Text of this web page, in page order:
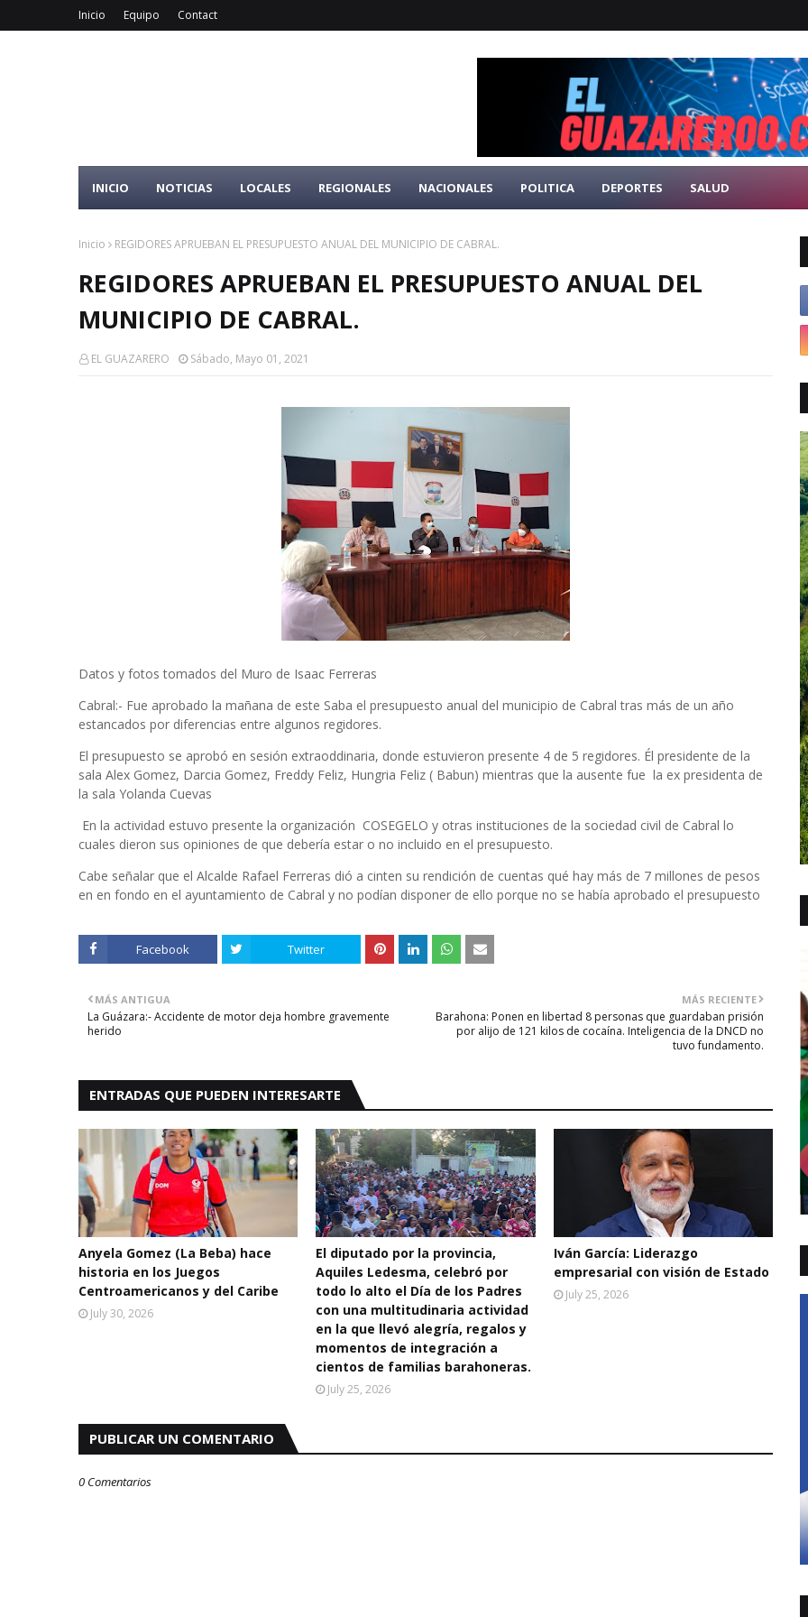
Inicio Equipo Contact
INICIO NOTICIAS LOCALES REGIONALES NACIONALES POLITICA DEPORTES SALUD
Inicio REGIDORES APRUEBAN EL PRESUPUESTO ANUAL DEL MUNICIPIO DE CABRAL.
REGIDORES APRUEBAN EL PRESUPUESTO ANUAL DEL
MUNICIPIO DE CABRAL.
EL GUAZARERO Sábado, Mayo 01, 2021
Datos y fotos tomados del Muro de Isaac Ferreras
Cabral:- Fue aprobado la mañana de este Saba el presupuesto anual del municipio de Cabral tras más de un año
estancados por diferencias entre algunos regidores.
El presupuesto se aprobó en sesión extraoddinaria, donde estuvieron presente 4 de 5 regidores. Él presidente de la
sala Alex Gomez, Darcia Gomez, Freddy Feliz, Hungria Feliz ( Babun) mientras que la ausente fue la ex presidenta de
la sala Yolanda Cuevas
En la actividad estuvo presente la organización COSEGELO y otras instituciones de la sociedad civil de Cabral lo
cuales dieron sus opiniones de que debería estar o no incluido en el presupuesto.
Cabe señalar que el Alcalde Rafael Ferreras dió a cinten su rendición de cuentas qué hay más de 7 millones de pesos
en en fondo en el ayuntamiento de Cabral y no podían disponer de ello porque no se había aprobado el presupuesto
Facebook Twitter
MÁS RECIENTE
Barahona: Ponen en libertad 8 personas que guardaban prisión
por alijo de 121 kilos de cocaína. Inteligencia de la DNCD no
tuvo fundamento.
MÁS ANTIGUA
La Guázara:- Accidente de motor deja hombre gravemente
herido
ENTRADAS QUE PUEDEN INTERESARTE
Anyela Gomez (La Beba) hace
historia en los Juegos
Centroamericanos y del Caribe
July 30, 2026
El diputado por la provincia,
Aquiles Ledesma, celebró por
todo lo alto el Día de los Padres
con una multitudinaria actividad
en la que llevó alegría, regalos y
momentos de integración a
cientos de familias barahoneras.
July 25, 2026
Iván García: Liderazgo
empresarial con visión de Estado
July 25, 2026
PUBLICAR UN COMENTARIO
0 Comentarios